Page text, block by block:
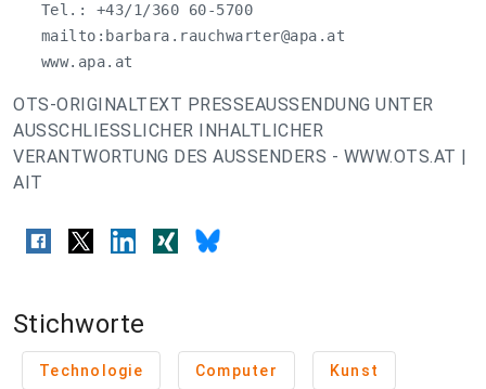
   Tel.: +43/1/360 60-5700
   mailto:
barbara.rauchwarter@apa.at
   www.apa.at
OTS-ORIGINALTEXT PRESSEAUSSENDUNG UNTER
AUSSCHLIESSLICHER INHALTLICHER
VERANTWORTUNG DES AUSSENDERS - WWW.OTS.AT |
AIT
Stichworte
Technologie Computer Kunst